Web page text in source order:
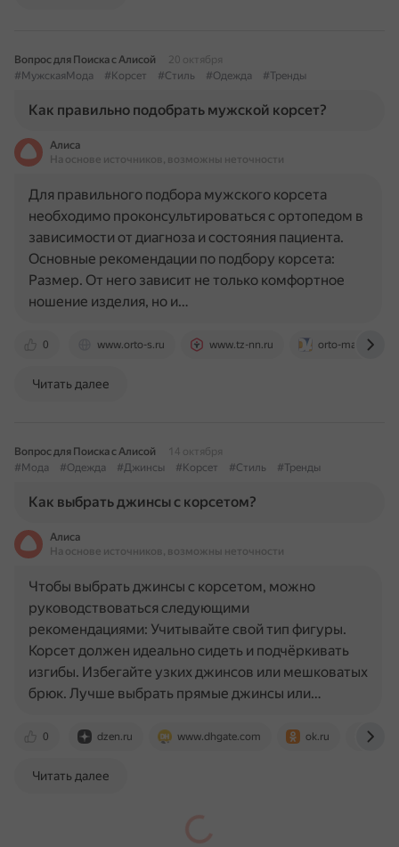
Вопрос для Поиска с Алисой
20 октября
#МужскаяМода
#Корсет #Стиль #Одежда #Тренды
Как правильно подобрать мужской корсет?
Алиса
На основе источников, возможны неточности
0 www.orto-s.ru www.tz-nn.ru orto-magnat.ru
Для правильного подбора мужского корсета
необходимо проконсультироваться с ортопедом в
зависимости от диагноза и состояния пациента.
Основные рекомендации по подбору корсета:
Размер. От него зависит не только комфортное
ношение изделия, но и…
Читать далее
Вопрос для Поиска с Алисой
14 октября
#Мода
#Одежда #Джинсы #Корсет #Стиль #Тренды
Как выбрать джинсы с корсетом?
Алиса
На основе источников, возможны неточности
0 dzen.ru www.dhgate.com ok.ru
Чтобы выбрать джинсы с корсетом, можно
руководствоваться следующими
рекомендациями: Учитывайте свой тип фигуры.
Корсет должен идеально сидеть и подчёркивать
изгибы. Избегайте узких джинсов или мешковатых
брюк. Лучше выбрать прямые джинсы или…
Читать далее